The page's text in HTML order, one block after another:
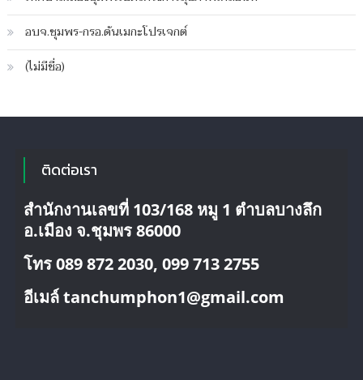
อบจ.ชุมพร-กรอ.ดันเมกะโปรเจกต์
(ไม่มีชื่อ)
ติดต่อเรา
สำนักงานเลขที่ 103/168 หมู 1 ตำบลบางลึก
อ.เมือง จ.ชุมพร 86000
โทร 089 872 2030, 099 713 2755
อีเมล์ tanchumphon1@gmail.com